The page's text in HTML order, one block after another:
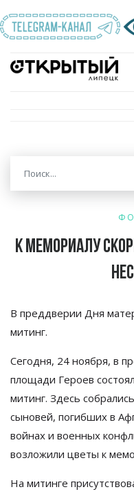
К мемориалу
В преддверии Дня
митинг.
Сегодня, 24 ноября, в
площади Героев
митинг. Здесь
сыновей, погибших в
войнах и военных
возложили цветы к
На митинге